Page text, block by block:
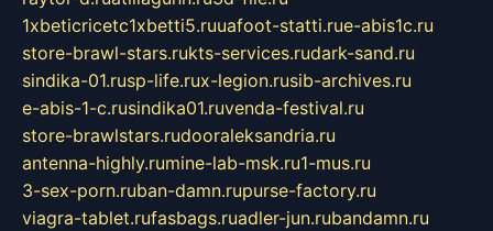
1xbeticricetc1xbetti5.ruuafoot-statti.rue-abis1c.ru
store-brawl-stars.rukts-services.rudark-sand.ru
sindika-01.rusp-life.rux-legion.rusib-archives.ru
e-abis-1-c.rusindika01.ruvenda-festival.ru
store-brawlstars.rudooraleksandria.ru
antenna-highly.rumine-lab-msk.ru1-mus.ru
3-sex-porn.ruban-damn.rupurse-factory.ru
viagra-tablet.rufasbags.ruadler-jun.rubandamn.ru